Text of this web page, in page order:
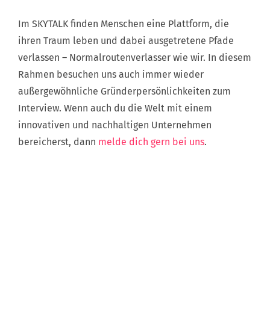
Im SKYTALK finden Menschen eine Plattform, die
ihren Traum leben und dabei ausgetretene Pfade
verlassen – Normalroutenverlasser wie wir. In diesem
Rahmen besuchen uns auch immer wieder
außergewöhnliche Gründerpersönlichkeiten zum
Interview. Wenn auch du die Welt mit einem
innovativen und nachhaltigen Unternehmen
bereicherst, dann melde dich gern bei uns.